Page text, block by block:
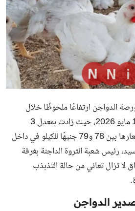
الدواجن ارتفاعًا ملحوظًا خلال
تعاملات اليوم، الثلاثاء، 19 مايو 2026، حيث زادت بمعدل 3
جنيهات للكيلو، لتتراوح أسعارها بين 78 و79 جنيهًا للكيلو في داخل
رئيس شعبة الثروة الداجنة بغرفة
لا تزال تعاني من حالة التذبذب
الدواجن